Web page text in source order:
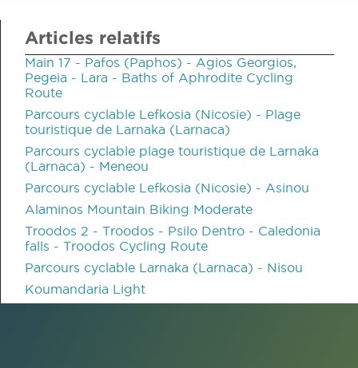
Articles relatifs
Main 17 - Pafos (Paphos) - Agios Georgios,
Pegeia - Lara - Baths of Aphrodite Cycling
Route
Parcours cyclable Lefkosia (Nicosie) - Plage
touristique de Larnaka (Larnaca)
Parcours cyclable plage touristique de Larnaka
(Larnaca) - Meneou
Parcours cyclable Lefkosia (Nicosie) - Asinou
Alaminos Mountain Biking Moderate
Troodos 2 - Troodos - Psilo Dentro - Caledonia
falls - Troodos Cycling Route
Parcours cyclable Larnaka (Larnaca) - Nisou
Koumandaria Light